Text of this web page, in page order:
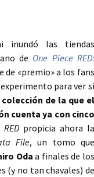
inundó las tiendas
de One Piece RED:
de «premio» a los fans
para ver si
de la que el
cuenta ya con cinco
REDpropicia ahora la
File, un tomo que
Oda a finales de los
(y no tan chavales) de